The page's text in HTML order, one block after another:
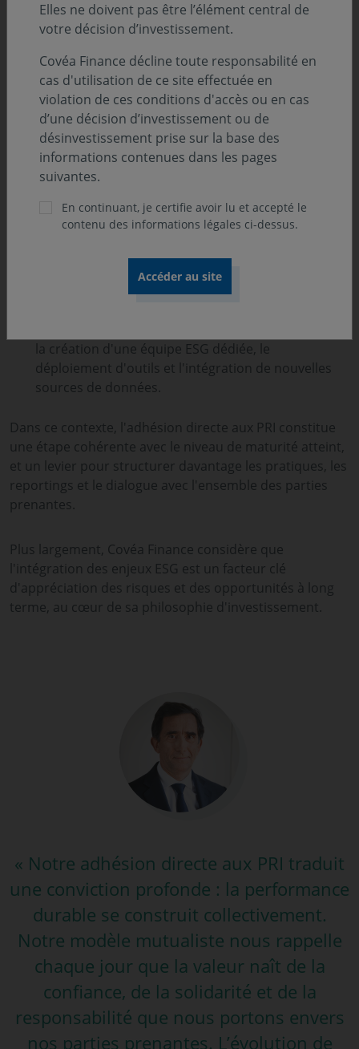
En effet, Covéa Finance s'appuie sur un socle déjà solide
Une structuration de son cadre ESG , avec la
formalisation de trois politiques dédiées (risques
de durabilité, exclusions, engagement actionnarial)
Un développement de ses modèles internes
des obligations durables, analyse des trajectoires
Un renforcement de son engagement
(dialogues ciblés, suivi dans la durée,
la création d'une équipe ESG dédiée, le
déploiement d'outils et l'intégration de nouvelles
sources de données.
Dans ce contexte, l'adhésion directe aux PRI constitue
une étape cohérente avec le niveau de maturité atteint,
et un levier pour structurer davantage les pratiques, les
reportings et le dialogue avec l'ensemble des parties
prenantes.
Plus largement, Covéa Finance considère que
l'intégration des enjeux ESG est un facteur clé
d'appréciation des risques et des opportunités à long
terme, au cœur de sa philosophie d'investissement.
« Notre adhésion directe aux PRI traduit
une conviction profonde : la performance
durable se construit collectivement.
Notre modèle mutualiste nous rappelle
chaque jour que la valeur naît de la
confiance, de la solidarité et de la
responsabilité que nous portons envers
nos parties prenantes. L’évolution de
Elles ne doivent pas être l’élément central de
votre décision d’investissement.
Covéa Finance décline toute responsabilité en
cas d'utilisation de ce site effectuée en
violation de ces conditions d'accès ou en cas
d’une décision d’investissement ou de
désinvestissement prise sur la base des
informations contenues dans les pages
suivantes.
En continuant, je certifie avoir lu et accepté le
contenu des informations légales ci-dessus.